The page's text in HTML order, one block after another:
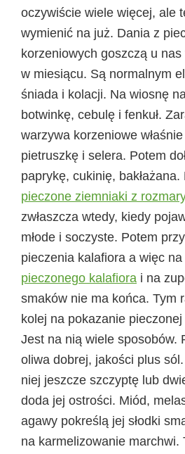
oczywiście wiele więcej, ale
wymienić na już. Dania z
korzeniowych goszczą u
w miesiącu. Są normalnym
śniada i kolacji. Na wiosnę
botwinkę, cebulę i fenkuł.
warzywa korzeniowe
pietruszkę i selera. Potem
paprykę, cukinię,
pieczone ziemniaki z
zwłaszcza wtedy, kiedy
młode i soczyste. Potem
pieczenia kalafiora a więc na
pieczonego kalafiora i na
smaków nie ma końca. Tym
kolej na pokazanie pieczonej
Jest na nią wiele sposobów.
oliwa dobrej, jakości plus
niej jeszcze szczyptę lub
doda jej ostrości. Miód,
agawy pokreślą jej słodki
na karmelizowanie marchwi.